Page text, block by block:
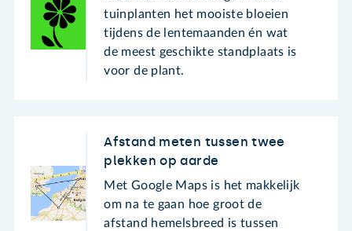
tuinplanten het mooiste bloeien
tijdens de lentemaanden én wat
de meest geschikte standplaats is
voor de plant.
Afstand meten tussen twee
plekken op aarde
Met Google Maps is het makkelijk
om na te gaan hoe groot de
afstand hemelsbreed is tussen